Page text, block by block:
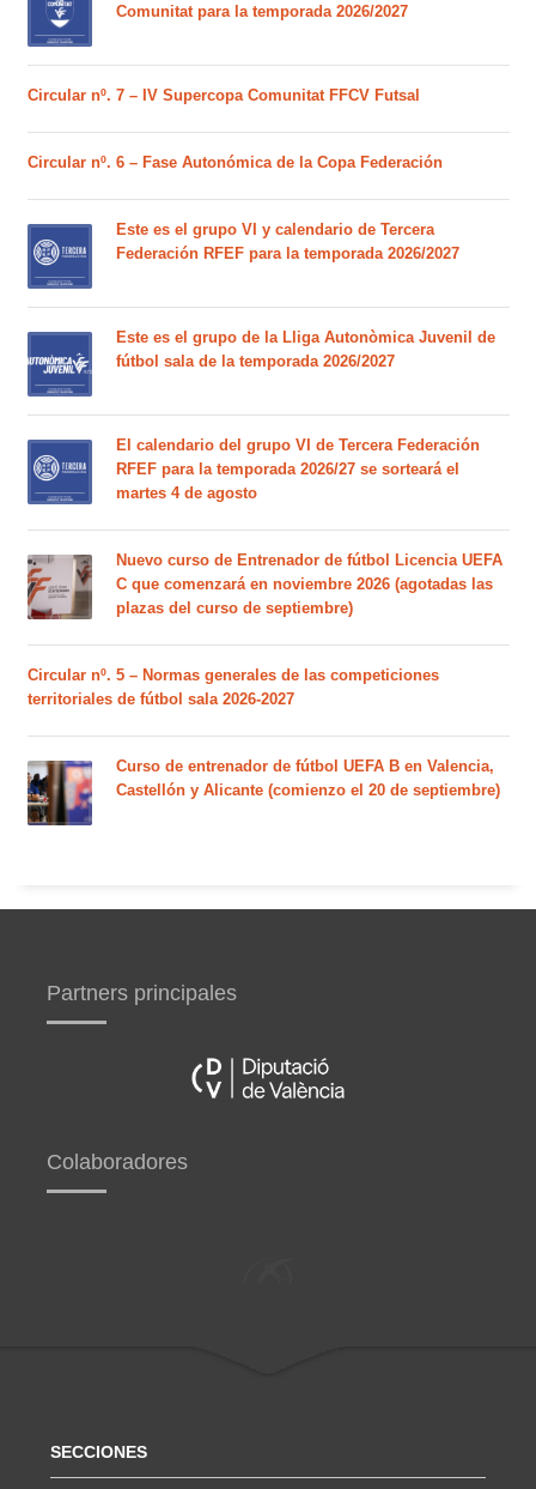
Comunitat para la temporada 2026/2027
Circular nº. 7 – IV Supercopa Comunitat FFCV Futsal
Circular nº. 6 – Fase Autonómica de la Copa Federación
Este es el grupo VI y calendario de Tercera
Federación RFEF para la temporada 2026/2027
Este es el grupo de la Lliga Autonòmica Juvenil de
fútbol sala de la temporada 2026/2027
El calendario del grupo VI de Tercera Federación
RFEF para la temporada 2026/27 se sorteará el
martes 4 de agosto
Nuevo curso de Entrenador de fútbol Licencia UEFA
C que comenzará en noviembre 2026 (agotadas las
plazas del curso de septiembre)
Circular nº. 5 – Normas generales de las competiciones
territoriales de fútbol sala 2026-2027
Curso de entrenador de fútbol UEFA B en Valencia,
Castellón y Alicante (comienzo el 20 de septiembre)
Partners principales
Colaboradores
SECCIONES